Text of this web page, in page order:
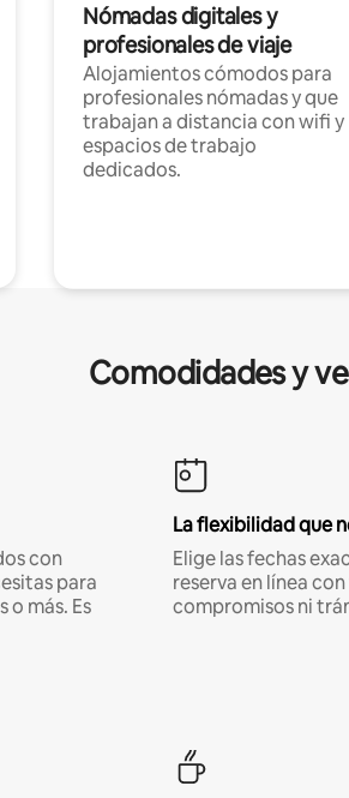
Nómadas digitales y
profesionales de viaje
Alojamientos cómodos para
profesionales nómadas y que
trabajan a distancia con wifi y
espacios de trabajo
dedicados.
Comodidades y
con
para
más. Es
La flexibilidad que
Elige las fechas
reserva en línea
compromisos ni